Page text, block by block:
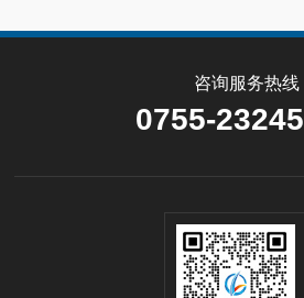
咨询服务热线
0755-